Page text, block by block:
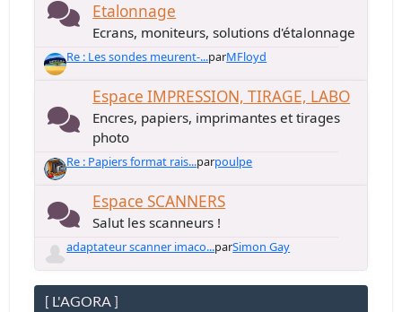
Etalonnage
Ecrans, moniteurs, solutions d'étalonnage
Re : Les sondes meurent-...parMFloyd
Espace IMPRESSION, TIRAGE, LABO
Encres, papiers, imprimantes et tirages
photo
Re : Papiers format rais...parpoulpe
Espace SCANNERS
Salut les scanneurs !
adaptateur scanner imaco...parSimon Gay
[ L'AGORA ]